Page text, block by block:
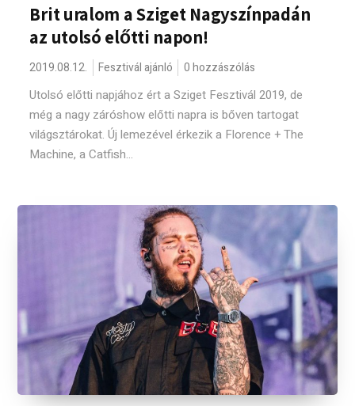
Brit uralom a Sziget Nagyszínpadán
az utolsó előtti napon!
2019.08.12. Fesztivál ajánló 0 hozzászólás
Utolsó előtti napjához ért a Sziget Fesztivál 2019, de
még a nagy záróshow előtti napra is bőven tartogat
világsztárokat. Új lemezével érkezik a Florence + The
Machine, a Catfish...